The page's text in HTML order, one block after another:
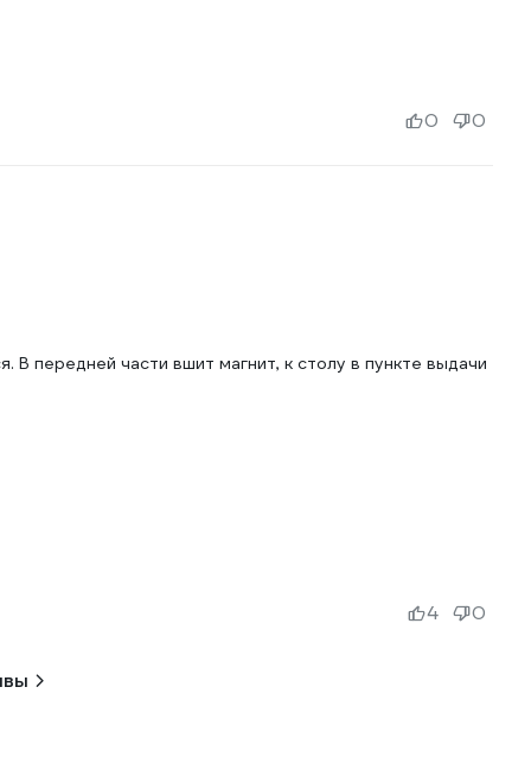
0 0
передней части вшит магнит, к столу в пункте выдачи
4 0